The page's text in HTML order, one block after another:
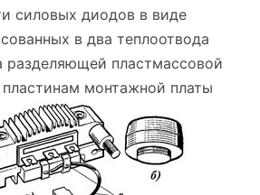
силовых диодов в виде
в два теплоотвода
разделяющей пластмассовой
пластинам монтажной платы